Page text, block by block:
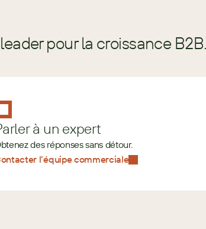
pour la croissance
à un expert
des réponses sans détour.
l’équipe commerciale